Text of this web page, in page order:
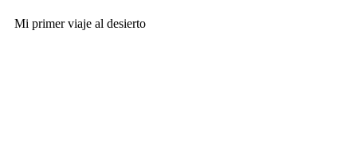
Mi primer viaje al desierto